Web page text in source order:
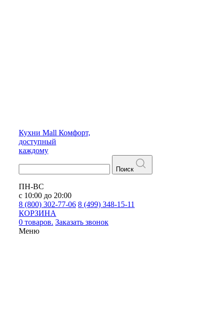
Кухни Mall Комфорт,
доступный
каждому
Поиск
ПН-ВС
с 10:00 до 20:00
8 (800) 302-77-06 8 (499) 348-15-11
КОРЗИНА
0 товаров. Заказать звонок
Меню